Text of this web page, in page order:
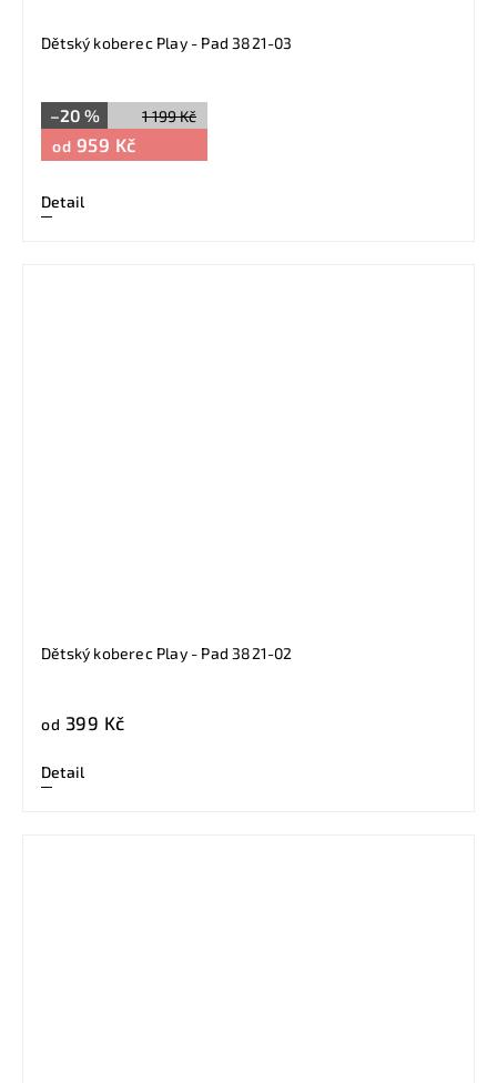
Dětský koberec Play - Pad 3821-03
1 199 Kč
–20 %
od 959 Kč
Detail
Dětský koberec Play - Pad 3821-02
od 399 Kč
Detail